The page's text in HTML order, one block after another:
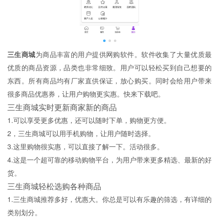
三生商城为商品丰富的用户提供网购软件。软件收集了大量优质最
优质的商品资源，品类也非常细致。用户可以轻松买到自己想要的
东西。所有商品均有厂家直供保证，放心购买。同时会给用户带来
很多商品优惠券，让用户购物更实惠。快来下载吧。
三生商城实时更新商家新的商品
1.可以享受更多优惠，还可以随时下单，购物更方便。
2，三生商城可以用手机购物，让用户随时选择。
3.这里购物很实惠，可以直接了解一下。活动很多。
4.这是一个超可靠的移动购物平台，为用户带来更多精选、最新的好
货。
三生商城轻松选购各种商品
1.三生商城推荐多好，优惠大。你总是可以有乐趣的筛选，有详细的
类别划分。